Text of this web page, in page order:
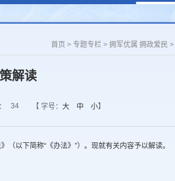
首页 > 专题专栏 > 拥军优属 拥政爱民 >
解读
34 【 字号： 大 中 小】
以下简称“《办法》”）。现就有关内容予以解读。